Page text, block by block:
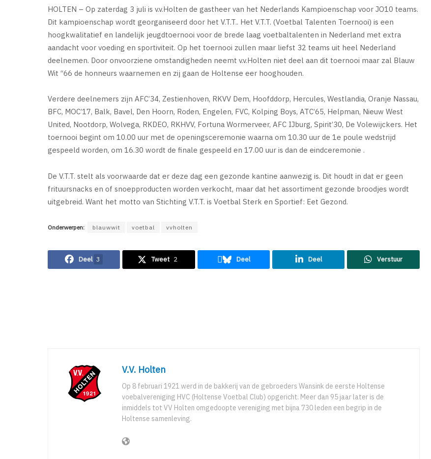
HOLTEN – Op zaterdag 3 juli is v.v.Holten de gastheer van het Nederlands Kampioenschap voor JO10 teams.
Dit kampioenschap wordt georganiseerd door het V.T.T.. Het V.T.T. (Voetbal Talenten Toernooi) is een
hoogkwalitatief en landelijk jeugdtoernooi voor de brede laag voetbaltalenten in Nederland met extra
aandacht voor voeding en sportiviteit. Op het toernooi zullen maar liefst 32 teams uit heel Nederland
deelnemen. Door onvoorziene omstandigheden neemt v.v.Holten niet deel aan dit toernooi maar zal Blauw
Wit “66 de honneurs waarnemen en zij gaan de Holtense eer hooghouden.
Verdere deelnemers zijn AFC’34, Zestienhoven, RKVV Dem, Hoofddorp, Hercules, Westlandia, Oranje Nassau,
BFC, MOC’17, Balk, Bavel, Den Hoorn, Roden, Engelen, FVC, Kolping Boys, ATC’65, Helpman, Nieuw West
United, Nootdorp, Wolvega, RKDEO, RKHVV, Fortuna Wormerveer, AFC IJburg, Spirit’30, De Volewijckers. Het
toernooi begint om 10.00 uur met de openingsceremonie waarna om 10.30 uur de 1e poule wedstrijd
gespeeld worden, om 16.30 wordt de finale gespeeld en 17.00 uur is dan de eindceremonie .
De V.T.T. stelt als voorwaarde dat er deze dag een gezonde kantine aanwezig is. Dit houdt in dat er geen
frituursnacks en of snoepproducten worden verkocht, maar dat het assortiment gezonde broodjes wordt
uitgebreid. Want het motto van Stichting V.T.T. is Voetbal Sterk en Sportief: Eet Gezond.
Onderwerpen: blauwwit voetbal vvholten
Deel 3 Tweet 2 Deel Deel Verstuur
V.V. Holten
Op 8 februari 1921 werd in de bakkerij van de gebroeders Wansink de eerste Holtense
voebalvereniging HVC (Holtense Voetbal Club) opgericht. Meer dan 95 jaar later is de
inmiddels tot VV Holten omgedoopte vereniging met bijna 730 leden een begrip in de
Holtense samenleving.